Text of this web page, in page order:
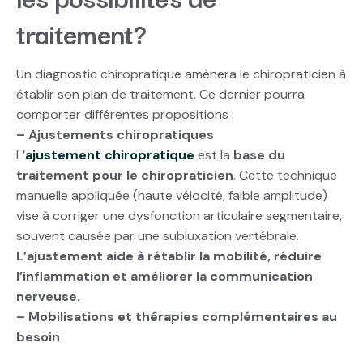
traitement?
Un diagnostic chiropratique amènera le chiropraticien à
établir son plan de traitement. Ce dernier pourra
comporter différentes propositions :
– Ajustements chiropratiques
L’ajustement chiropratique est la base du
traitement pour le chiropraticien. Cette technique
manuelle appliquée (haute vélocité, faible amplitude)
vise à corriger une dysfonction articulaire segmentaire,
souvent causée par une subluxation vertébrale.
L’ajustement aide à rétablir la mobilité, réduire
l’inflammation et améliorer la communication
nerveuse.
– Mobilisations et thérapies complémentaires au
besoin